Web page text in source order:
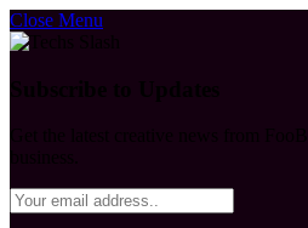
Close Menu